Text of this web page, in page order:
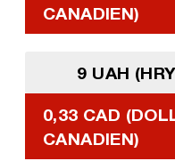
CANADIEN)
9 UAH
0,33 CAD
CANADIEN)